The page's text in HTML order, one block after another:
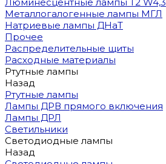
Металлогалогенные лампы МГЛ
Натриевые лампы ДНаТ
Прочее
Распределительные щиты
Расходные материалы
Ртутные лампы
Назад
Ртутные лампы
Лампы ДРВ прямого включения
Лампы ДРЛ
Светильники
Светодиодные лампы
Назад